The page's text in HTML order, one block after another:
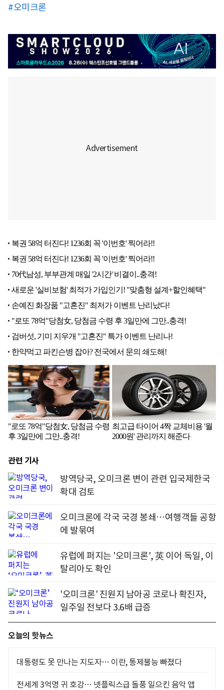
#오미크론
관련 기사
방역당국, 오미크론 변이 관련 입국제한국
확대 검토
오미크론에 각국 국경 봉쇄…여행객들 공항
에 발묶여
유럽에 퍼지는 '오미크론', 英 이어 독일, 이
탈리아도 확인
'오미크론' 진원지 남아공 코로나 확진자,
일주일 전보다 3.6배 급증
오늘의 핫뉴스
대통령도 못 만나는 지도자… 이란, 통제불능 빠졌다
전세계 3억명 귀 호강… 넷플릭스급 돌풍 일으킨 음악 앱